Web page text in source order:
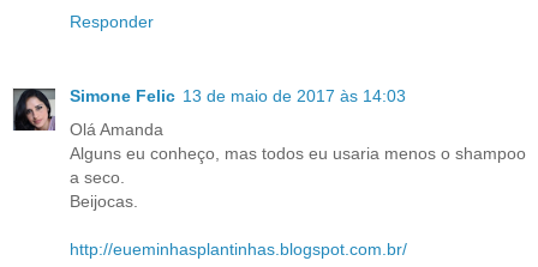
Responder
Simone Felic 13 de maio de 2017 às 14:03
Olá Amanda
Alguns eu conheço, mas todos eu usaria menos o shampoo
a seco.
Beijocas.
http://eueminhasplantinhas.blogspot.com.br/